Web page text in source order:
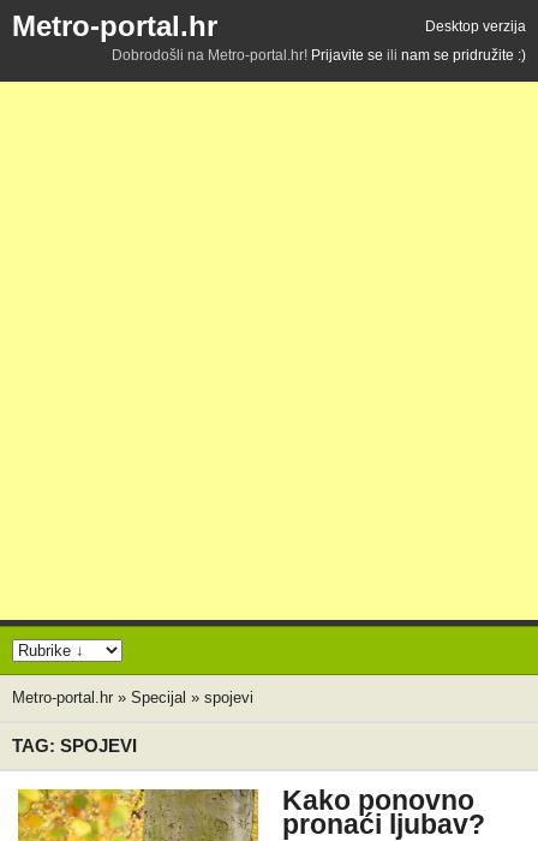
Metro-portal.hr
Desktop verzija
Dobrodošli na Metro-portal.hr! Prijavite se ili nam se pridružite :)
Metro-portal.hr » Specijal » spojevi
TAG: SPOJEVI
Kako ponovno
pronaći ljubav?